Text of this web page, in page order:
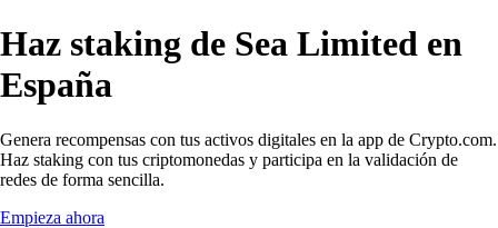
Haz staking de Sea Limited en
España
Genera recompensas con tus activos digitales en la app de Crypto.com.
Haz staking con tus criptomonedas y participa en la validación de
redes de forma sencilla.
Empieza ahora